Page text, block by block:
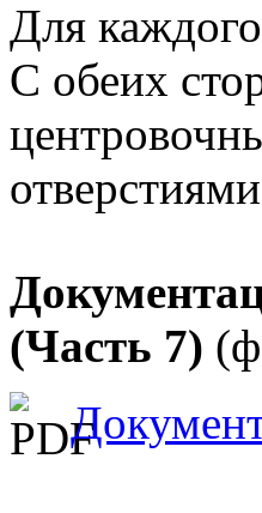
Для
С обеих
(Часть 7)